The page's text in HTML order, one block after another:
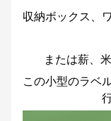
収納ボックス、
または薪、
この小型のラベ